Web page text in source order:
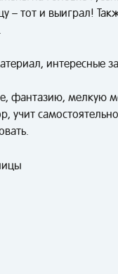
– тот и выиграл!
интересные
фантазию, мелкую
учит